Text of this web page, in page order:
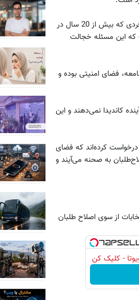
وی با بیان اینکه در دو سه دوره گذشته انتخابات رد‌صلاحیت وجود داشت،‌ افزود: به طور مثال فردی که بیش از 20 سال در
شده است که این مسئله خجالت
فضای امنیتی بوده و
کاندیدا نمی‌دهند و این
درخواست کرده‌اند که فضای
به صحنه می‌آیند و
از سوی اصلاح طلبان
- کلیک کن